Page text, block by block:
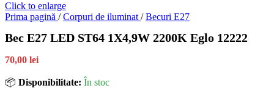
Click to enlarge
Prima pagină / Corpuri de iluminat / Becuri E27
Bec E27 LED ST64 1X4,9W 2200K Eglo 12222
70,00 lei
📦 Disponibilitate: În stoc